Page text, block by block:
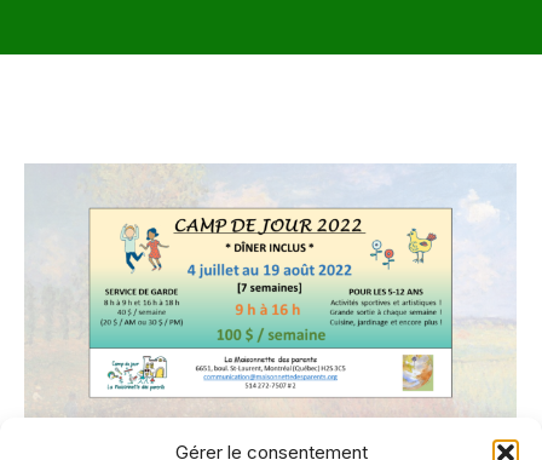
Gérer le consentement